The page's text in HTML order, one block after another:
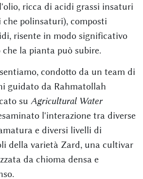
ricca di acidi grassi insaturi
polinsaturi), composti
risente in modo significativo
la pianta può subire.
condotto da un team di
guidato da Rahmatollah
su Agricultural Water
l'interazione tra diverse
e diversi livelli di
della varietà Zard, una cultivar
da chioma densa e